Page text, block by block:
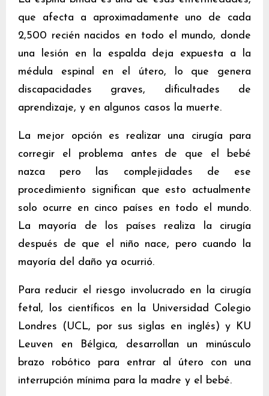
que afecta a aproximadamente uno de cada
2,500 recién nacidos en todo el mundo, donde
una lesión en la espalda deja expuesta a la
médula espinal en el útero, lo que genera
discapacidades graves, dificultades de
aprendizaje, y en algunos casos la muerte.
La mejor opción es realizar una cirugía para
corregir el problema antes de que el bebé
nazca pero las complejidades de ese
procedimiento significan que esto actualmente
solo ocurre en cinco países en todo el mundo.
La mayoría de los países realiza la cirugía
después de que el niño nace, pero cuando la
mayoría del daño ya ocurrió.
Para reducir el riesgo involucrado en la cirugía
fetal, los científicos en la Universidad Colegio
Londres (UCL, por sus siglas en inglés) y KU
Leuven en Bélgica, desarrollan un minúsculo
brazo robótico para entrar al útero con una
interrupción mínima para la madre y el bebé.